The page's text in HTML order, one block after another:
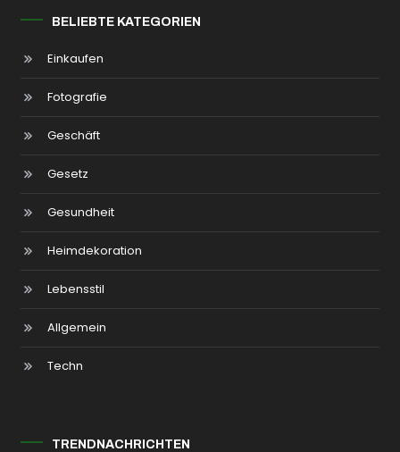
BELIEBTE KATEGORIEN
Einkaufen
Fotografie
Geschäft
Gesetz
Gesundheit
Heimdekoration
Lebensstil
Allgemein
Techn
TRENDNACHRICHTEN